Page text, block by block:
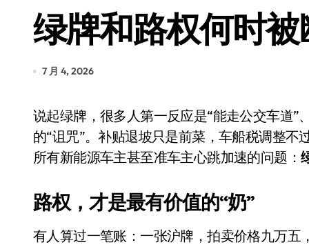
全球最小U盘，容量却碾压iPhone 17
400层堆叠、性能翻倍 三星把最新存
550亿美金！沙特把EA买了，但背了
Xbox 25岁生日送壁纸送徽章，就是
花钱买宝马，启动先看蜘蛛侠？”车
Windows 11家庭版和专业版，选错
绿牌和路权何时被
7 月 4, 2026
说起绿牌，很多人第一反应是“能走公交车道”、“不限行”。但这个特权，正在渐渐变成一种隐形
的“诅咒”。补贴退坡只是前菜，车船税调整
所有新能源车主甚至准车主心跳加速的问题：
路权，才是最有价值的“奶”
有人算过一笔账：一张沪牌，拍卖价格九万